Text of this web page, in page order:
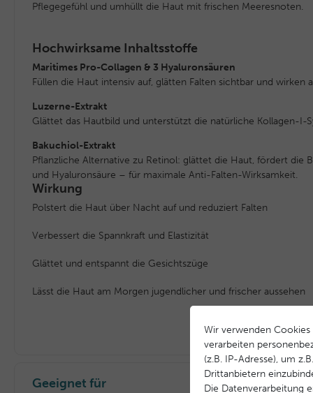
Pflegegefühl und umhüllt die Haut mit frischen Meeresnoten.
Hochwirksame Inhaltsstoffe
Maritimes Pro-Collagen & 3 Hyaluronsäuren
Füllen die Haut intensiv auf, glätten Falten sichtbar und wirken
Luzerne-Extrakt
Glättet das Hautbild und unterstützt die natürliche Kollagen-I-
Bakuchiol-Extrakt
Pflanzliche Alternative zu Retinol: glättet die Haut, fördert die
und Hyaluronsäure – für maximale Anti-Falten-Wirksamkeit.
Wirkung
Polstert die Haut über Nacht auf und reduziert Falten
Verbessert die Spannkraft und Elastizität
Glättet und entspannt die Gesichtszüge
Lässt die Haut am Morgen jugendlicher und frischer aussehen
Geeignet für
Wir verwenden
verarbeiten
(z.B. IP-Adresse), um
Drittanbietern
Die Datenverarbeitung